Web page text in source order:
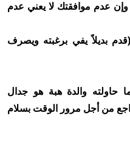
وإن عدم موافقتك لا يعني عدم
بديلاً يفي برغبته ويصرف
حاولته والدة هبة هو جدال
من أجل مرور الوقت بسلام